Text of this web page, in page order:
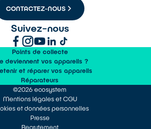
CONTACTEZ-NOUS
Suivez-nous
Points de collecte
deviennent vos appareils ?
et réparer vos appareils
Réparateurs
©2026 ecosystem
Mentions légales et CGU
et données personnelles
Presse
Recrutement